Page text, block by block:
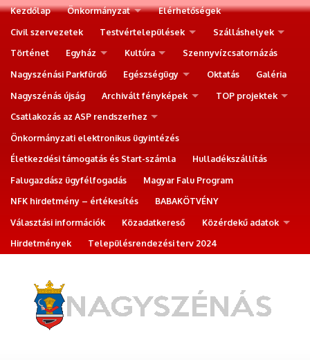
Kezdőlap Önkormányzat
Elérhetőségek
Civil szervezetek
Testvértelepülések
Szálláshelyek
Történet
Egyház Kultúra
Szennyvízcsatornázás
Nagyszénási Parkfürdő
Egészségügy Oktatás
Galéria
Nagyszénás újság
Archivált fényképek
TOP projektek
Csatlakozás az ASP rendszerhez
Önkormányzati elektronikus ügyintézés
Életkezdési támogatás és Start-számla
Hulladékszállítás
Falugazdász ügyfélfogadás
Magyar Falu Program
NFK hirdetmény – értékesítés
BABAKÖTVÉNY
Választási információk
Közadatkereső
Közérdekű adatok
Hirdetmények
Településrendezési terv 2024